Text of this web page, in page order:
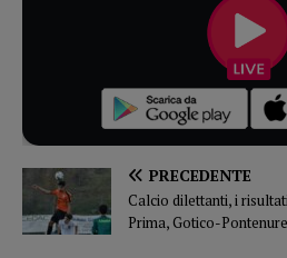
PRECEDENTE
Calcio dilettanti, i
Prima, Gotico-